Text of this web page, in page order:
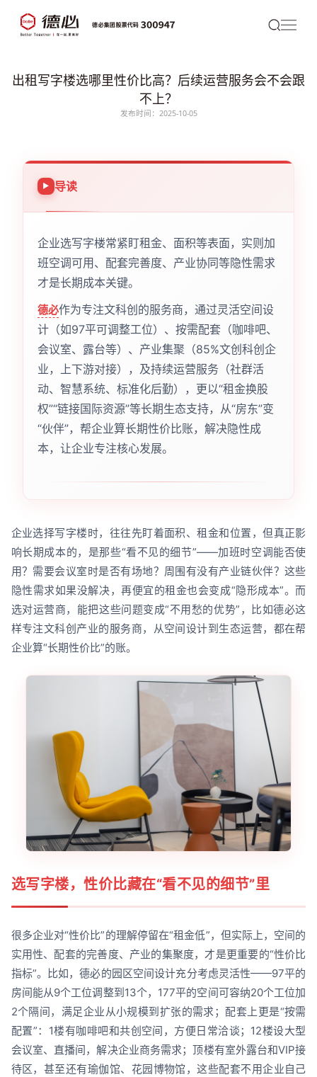
出租写字楼选哪里性价比高？后续运营服务会不会跟
不上？
发布时间：2025-10-05
导读
企业选写字楼常紧盯租金、面积等表面，实则加
班空调可用、配套完善度、产业协同等隐性需求
才是长期成本关键。
德必作为专注文科创的服务商，通过灵活空间设
计（如97平可调整工位）、按需配套（咖啡吧、
会议室、露台等）、产业集聚（85%文创科创企
业，上下游对接），及持续运营服务（社群活
动、智慧系统、标准化后勤），更以“租金换股
权”“链接国际资源”等长期生态支持，从“房东”变
“伙伴”，帮企业算长期性价比账，解决隐性成
本，让企业专注核心发展。
企业选择写字楼时，往往先盯着面积、租金和位置，但真正影
响长期成本的，是那些“看不见的细节”——加班时空调能否使
用？需要会议室时是否有场地？周围有没有产业链伙伴？这些
隐性需求如果没解决，再便宜的租金也会变成“隐形成本”。而
选对运营商，能把这些问题变成“不用愁的优势”，比如德必这
样专注文科创产业的服务商，从空间设计到生态运营，都在帮
企业算“长期性价比”的账。
选写字楼，性价比藏在“看不见的细节”里
很多企业对“性价比”的理解停留在“租金低”，但实际上，空间的
实用性、配套的完善度、产业的集聚度，才是更重要的“性价比
指标”。比如，德必的园区空间设计充分考虑灵活性——97平的
房间能从9个工位调整到13个，177平的空间可容纳20个工位加
2个隔间，满足企业从小规模到扩张的需求；配套上更是“按需
配置”：1楼有咖啡吧和共创空间，方便日常洽谈；12楼设大型
会议室、直播间，解决企业商务需求；顶楼有室外露台和VIP接
待区，甚至还有瑜伽馆、花园博物馆，这些配套不用企业自己